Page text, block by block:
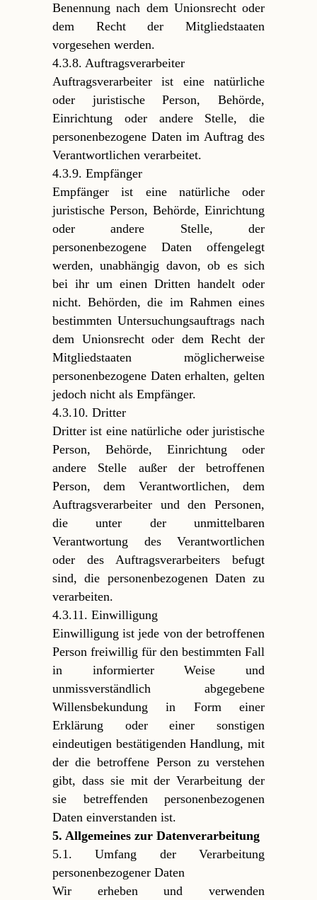
Benennung nach dem Unionsrecht oder
dem Recht der Mitgliedstaaten
vorgesehen werden.
4.3.8. Auftragsverarbeiter
Auftragsverarbeiter ist eine natürliche
oder juristische Person, Behörde,
Einrichtung oder andere Stelle, die
personenbezogene Daten im Auftrag des
Verantwortlichen verarbeitet.
4.3.9. Empfänger
Empfänger ist eine natürliche oder
juristische Person, Behörde, Einrichtung
oder andere Stelle, der
personenbezogene Daten offengelegt
werden, unabhängig davon, ob es sich
bei ihr um einen Dritten handelt oder
nicht. Behörden, die im Rahmen eines
bestimmten Untersuchungsauftrags nach
dem Unionsrecht oder dem Recht der
Mitgliedstaaten möglicherweise
personenbezogene Daten erhalten, gelten
jedoch nicht als Empfänger.
4.3.10. Dritter
Dritter ist eine natürliche oder juristische
Person, Behörde, Einrichtung oder
andere Stelle außer der betroffenen
Person, dem Verantwortlichen, dem
Auftragsverarbeiter und den Personen,
die unter der unmittelbaren
Verantwortung des Verantwortlichen
oder des Auftragsverarbeiters befugt
sind, die personenbezogenen Daten zu
verarbeiten.
4.3.11. Einwilligung
Einwilligung ist jede von der betroffenen
Person freiwillig für den bestimmten Fall
in informierter Weise und
unmissverständlich abgegebene
Willensbekundung in Form einer
Erklärung oder einer sonstigen
eindeutigen bestätigenden Handlung, mit
der die betroffene Person zu verstehen
gibt, dass sie mit der Verarbeitung der
sie betreffenden personenbezogenen
Daten einverstanden ist.
5. Allgemeines zur Datenverarbeitung
5.1. Umfang der Verarbeitung
personenbezogener Daten
Wir erheben und verwenden